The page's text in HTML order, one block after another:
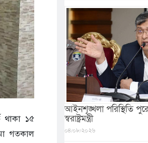
থাকা ১৫
গতকাল
আইনশৃঙ্খলা পরিস্থিতি
স্বরাষ্ট্রমন্ত্রী
০৪/০৮/২০২৬